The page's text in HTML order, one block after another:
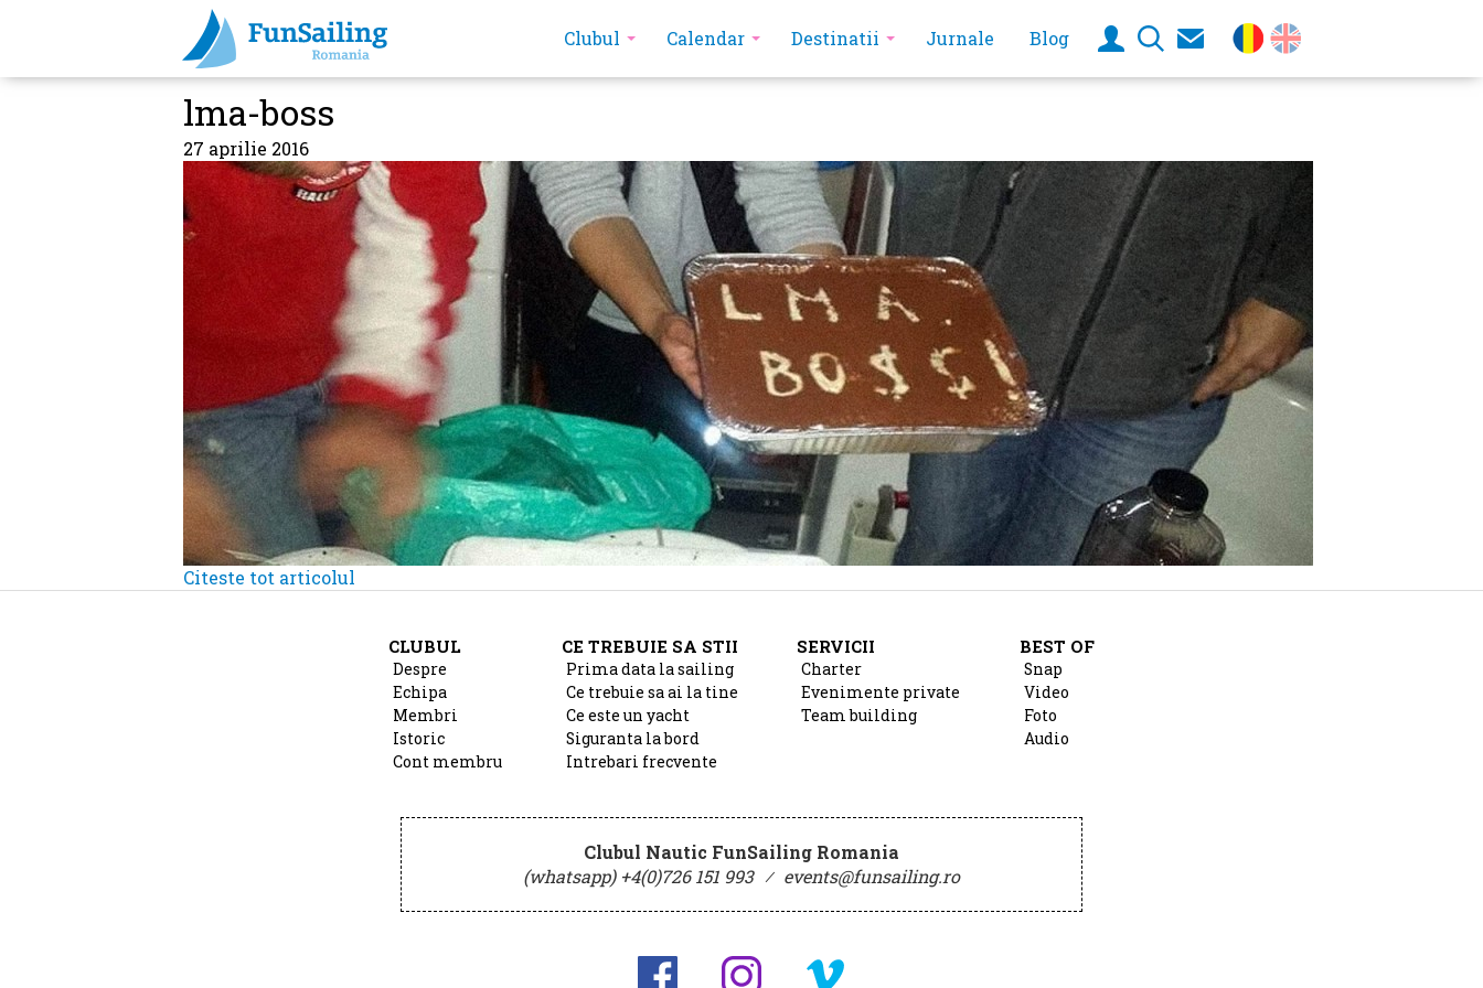
Clubul Calendar Destinatii Jurnale Blog
lma-boss
27 aprilie 2016
Citeste tot articolul
CLUBUL
Despre
Echipa
Membri
Istoric
Cont membru
CE TREBUIE SA STII
Prima data la sailing
Ce trebuie sa ai la tine
Ce este un yacht
Siguranta la bord
Intrebari frecvente
SERVICII
Charter
Evenimente private
Team building
BEST OF
Snap
Video
Foto
Audio
Clubul Nautic FunSailing Romania
(whatsapp) +4(0)726 151 993 ⁄ events@funsailing.ro